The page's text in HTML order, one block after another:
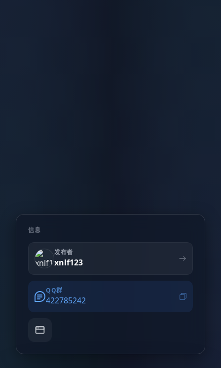
信息
发布者
xnlf123
QQ群
422785242